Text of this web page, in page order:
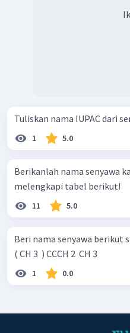
Tuliskan nama IUPAC dari
1 5.0
Berikanlah nama senyawa
melengkapi tabel berikut!
11 5.0
Beri nama senyawa berikut sesuai
( CH 3 ​ ) CCCH 2 ​ CH 3 ​
1 0.0